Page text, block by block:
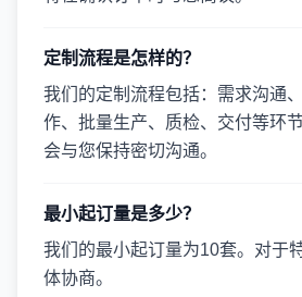
定制流程是怎样的？
我们的定制流程包括：需求沟通
作、批量生产、质检、交付等环
会与您保持密切沟通。
最小起订量是多少？
我们的最小起订量为10套。对于
体协商。